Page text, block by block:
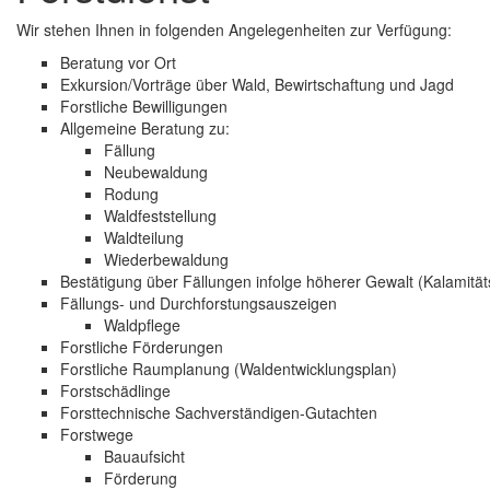
Wir stehen Ihnen in folgenden Angelegenheiten zur Verfügung:
Beratung vor Ort
Exkursion/Vorträge über Wald, Bewirtschaftung und Jagd
Forstliche Bewilligungen
Allgemeine Beratung zu:
Fällung
Neubewaldung
Rodung
Waldfeststellung
Waldteilung
Wiederbewaldung
Bestätigung über Fällungen infolge höherer Gewalt
Fällungs- und Durchforstungsauszeigen
Waldpflege
Forstliche Förderungen
Forstliche Raumplanung (Waldentwicklungsplan)
Forstschädlinge
Forsttechnische Sachverständigen-Gutachten
Forstwege
Bauaufsicht
Förderung